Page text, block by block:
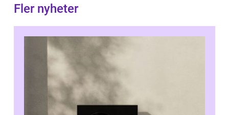
Fler nyheter